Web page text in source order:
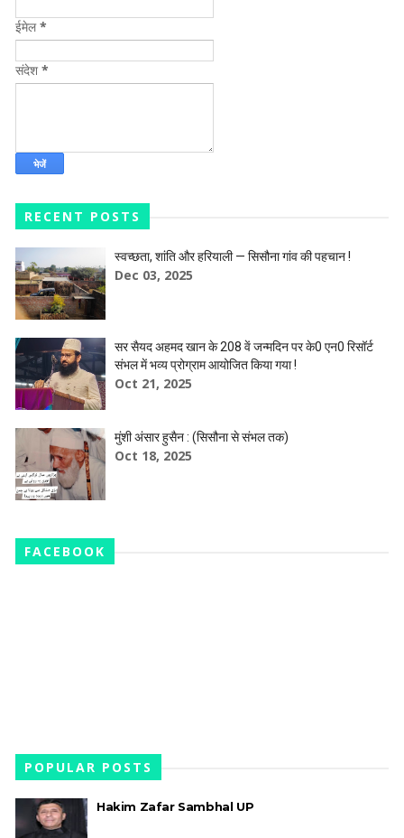
ईमेल*
संदेश *
RECENT POSTS
स्वच्छता, शांति और हरियाली — सिसौना गांव की पहचान !
Dec 03, 2025
सर सैयद अहमद खान के 208 वें जन्मदिन पर के0 एन0 रिसॉर्ट
संभल में भव्य प्रोग्राम आयोजित किया गया !
Oct 21, 2025
मुंशी अंसार हुसैन : (सिसौना से संभल तक)
Oct 18, 2025
FACEBOOK
POPULAR POSTS
Hakim Zafar Sambhal UP